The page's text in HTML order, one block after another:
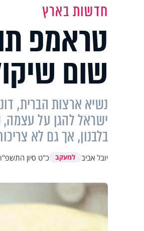
חדשות בארץ
טראמפ
שום
נשיא ארצות הברית,
ישראל להגן על עצמה,
בלבנון, אך גם לא
יובל אביב למעקב כ"ט סיון התשפ"ו